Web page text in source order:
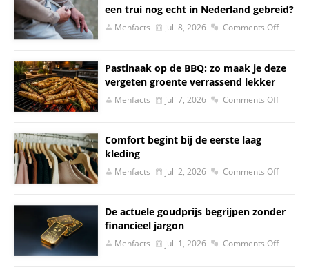
een trui nog echt in Nederland gebreid?
Menfacts juli 8, 2026 Comments Off
Pastinaak op de BBQ: zo maak je deze
vergeten groente verrassend lekker
Menfacts juli 7, 2026 Comments Off
Comfort begint bij de eerste laag
kleding
Menfacts juli 2, 2026 Comments Off
De actuele goudprijs begrijpen zonder
financieel jargon
Menfacts juli 1, 2026 Comments Off